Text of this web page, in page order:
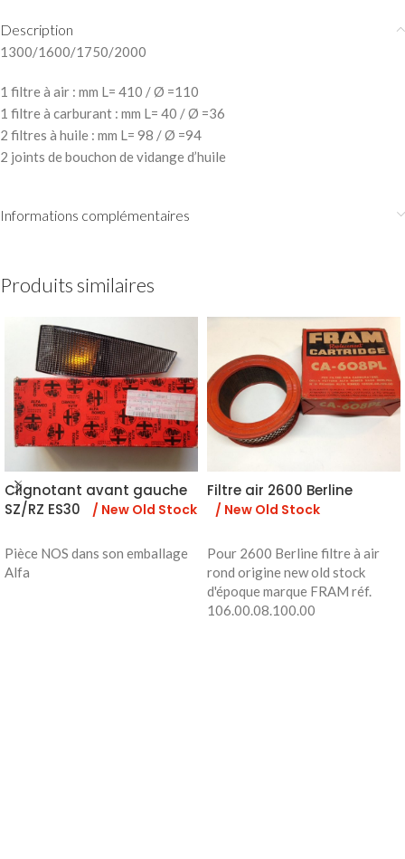
Description
1300/1600/1750/2000
1 filtre à air : mm L= 410 / Ø =110
1 filtre à carburant : mm L= 40 / Ø =36
2 filtres à huile : mm L= 98 / Ø =94
2 joints de bouchon de vidange d’huile
Informations complémentaires
Produits similaires
Clignotant avant gauche
SZ/RZ ES30
/ New Old Stock
Pièce NOS dans son emballage
Alfa
Filtre air 2600 Berline
/ New Old Stock
Pour 2600 Berline filtre à air
rond origine new old stock
d'époque marque FRAM réf.
106.00.08.100.00